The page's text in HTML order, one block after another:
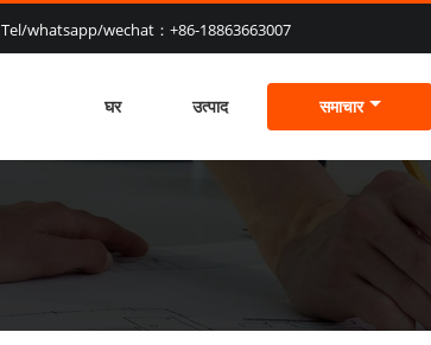
Tel/whatsapp/wechat：+86-18863663007
घर उत्पाद समाचार